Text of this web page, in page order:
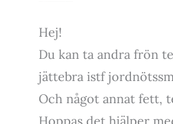
Hej!
Du kan ta andra frön
jättebra istf
Och något annat fett,
Hoppas det hjälper